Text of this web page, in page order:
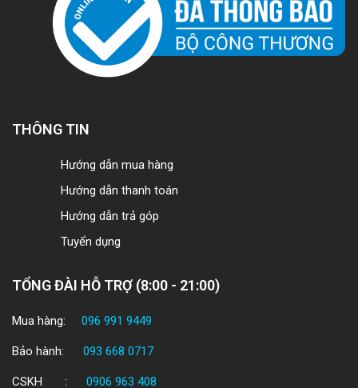
THÔNG TIN
Hướng dẫn mua hàng
Hướng dẫn thanh toán
Hướng dẫn trả góp
Tuyển dụng
TỔNG ĐÀI HỖ TRỢ (8:00 - 21:00)
Mua hàng: 096 991 9449
Bảo hành: 093 668 0717
CSKH : 0906 963 408